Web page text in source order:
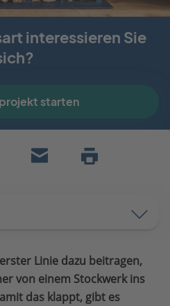
interessieren Sie
starten
Linie dazu beitragen,
von einem Stockwerk ins
das klappt, gibt es